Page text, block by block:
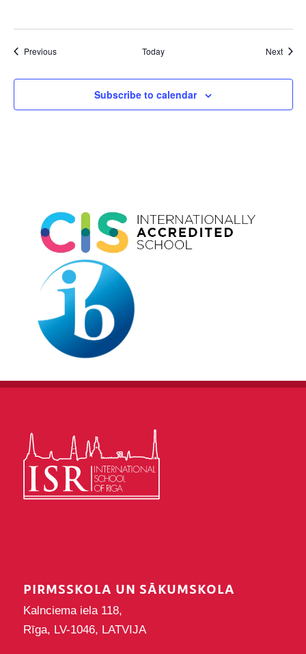
PreviousNotikumi Today Next
Subscribe to calendar
PIRMSSKOLA UN SĀKUMSKOLA
Kalnciema iela 118,
Rīga, LV-1046, LATVIJA